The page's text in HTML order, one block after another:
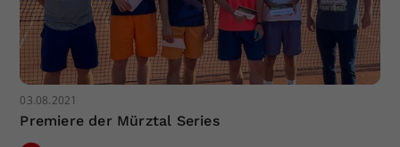
03.08.2021
Premiere der Mürztal Series